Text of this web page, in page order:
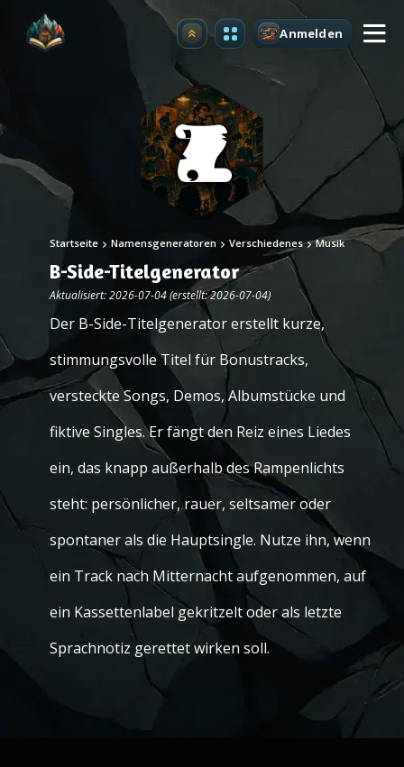
Upgrade Anmelden
Startseite Namensgeneratoren Verschiedenes Musik
B-Side-Titelgenerator
Aktualisiert: 2026-07-04 (erstellt: 2026-07-04)
Der B-Side-Titelgenerator erstellt kurze,
stimmungsvolle Titel für Bonustracks,
versteckte Songs, Demos, Albumstücke und
fiktive Singles. Er fängt den Reiz eines Liedes
ein, das knapp außerhalb des Rampenlichts
steht: persönlicher, rauer, seltsamer oder
spontaner als die Hauptsingle. Nutze ihn, wenn
ein Track nach Mitternacht aufgenommen, auf
ein Kassettenlabel gekritzelt oder als letzte
Sprachnotiz gerettet wirken soll.